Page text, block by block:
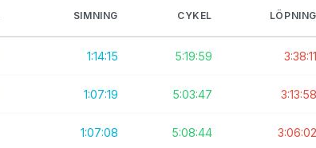
SIMNING CYKEL LÖPNING
1:14:15 5:19:59 3:38:11
1:07:19 5:03:47 3:13:58
1:07:08 5:08:44 3:06:02